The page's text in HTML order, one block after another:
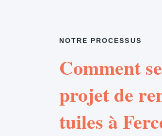
NOTRE PROCESSUS
Comment
projet de
tuiles à